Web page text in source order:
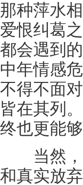
那种萍水
爱恨纠葛
都会遇到
中年情感
不得不面
皆在其列
终也更能
当然，
和真实放